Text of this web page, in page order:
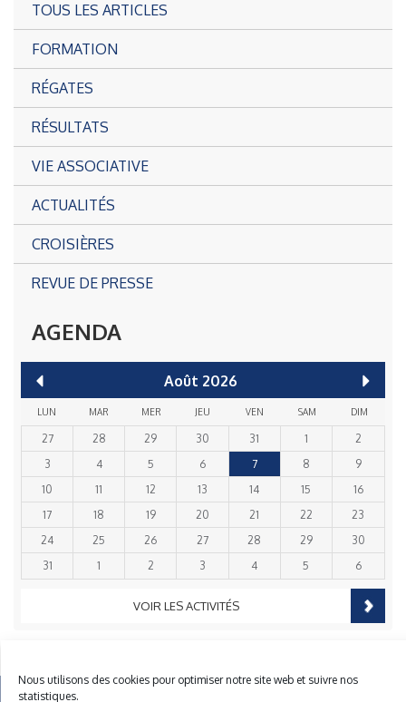
Nous utilisons des cookies pour optimiser notre site web et suivre nos
statistiques.
TOUS LES ARTICLES
FORMATION
RÉGATES
RÉSULTATS
VIE ASSOCIATIVE
ACTUALITÉS
CROISIÈRES
REVUE DE PRESSE
AGENDA
Août 2026
LUN MAR MER JEU VEN SAM DIM
27 28 29 30 31 1
2
3
4 5 6 7 8
9
10
11 12 13 14 15
16
17
18 19 20 21 22
23
24
25 26 27 28 29
30
31
1 2 3 4 5 6
VOIR LES ACTIVITÉS